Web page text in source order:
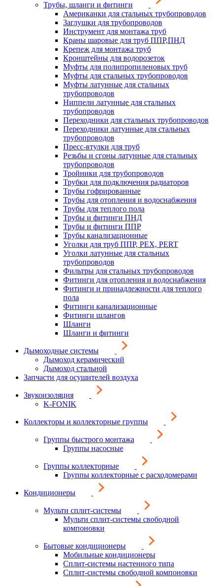
Трубы, шланги и фитинги
Американки для стальных трубопроводов
Заглушки для трубопроводов
Инструмент для монтажа труб
Краны шаровые для труб ППР,ПНД
Крепеж для монтажа труб
Кронштейны для водорозеток
Муфты для полипропиленовых труб
Муфты для стальных трубопроводов
Муфты латунные для стальных
трубопроводов
Ниппели латунные для стальных
трубопроводов
Переходники для стальных трубопроводов
Переходники латунные для стальных
трубопроводов
Пресс-втулки для труб
Резьбы и сгоны латунные для стальных
трубопроводов
Тройники для трубопроводов
Трубки для подключения радиаторов
Трубы гофрированные
Трубы для отопления и водоснабжения
Трубы для теплого пола
Трубы и фитинги ПНД
Трубы и фитинги ППР
Трубы канализационные
Уголки для труб ППР, PEX, PERT
Уголки латунные для стальных
трубопроводов
Фильтры для стальных трубопроводов
Фитинги для отопления и водоснабжения
Фитинги и принадлежности для теплого
пола
Фитинги канализационные
Фитинги шлангов
Шланги
Шланги и фитинги
Дымоходные системы
Дымоход керамический
Дымоход стальной
Запчасти для осушителей воздуха
Звукоизоляция
K-FONIK
Коллекторы и коллекторные группы
Группы быстрого монтажа
Группы насосные
Группы коллекторные
Группы коллекторные с расходомерами
Кондиционеры
Мульти сплит-системы
Мульти сплит-системы свободной
компоновки
Бытовые кондиционеры
Мобильные кондиционеры
Сплит-системы настенного типа
Сплит-системы свободной компоновки